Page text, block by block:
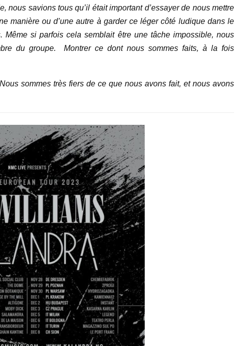
nous savions tous qu’il était important d’essayer de nous mettre
manière ou d’une autre à garder ce léger côté ludique dans le
Même si parfois cela semblait être une tâche impossible, nous
du groupe. Montrer ce dont nous sommes faits, à la fois
Nous sommes très fiers de ce que nous avons fait, et nous avons